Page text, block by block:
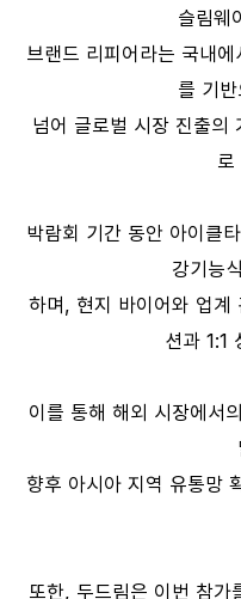
슬림웨
브랜드 리피어라는 국내
를 기
넘어 글로벌 시장 진출의
로
박람회 기간 동안 아이클
강기능
하며, 현지 바이어와 업계
션과 1:1
이를 통해 해외 시장에서
향후 아시아 지역 유통망
또한, 두드림은 이번 참가